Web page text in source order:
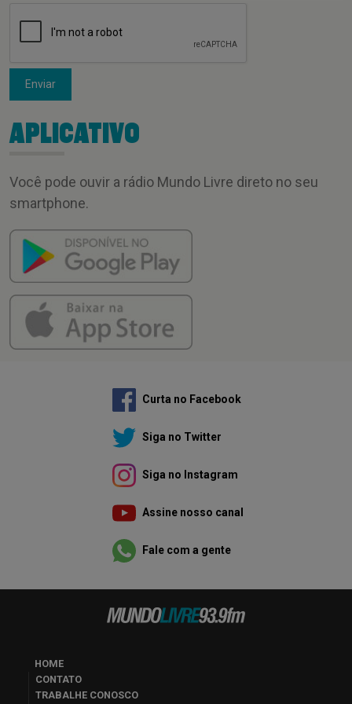
Enviar
APLICATIVO
Você pode ouvir a rádio Mundo Livre direto no seu
smartphone.
Curta no Facebook
Siga no Twitter
Siga no Instagram
Assine nosso canal
Fale com a gente
HOME
CONTATO
TRABALHE CONOSCO